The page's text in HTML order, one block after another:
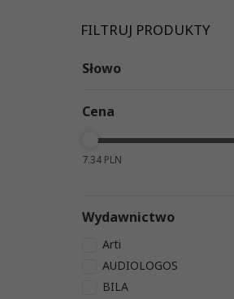
FILTRUJ PRODUKTY
Słowo
Cena
7.34 PLN
Wydawnictwo
Arti
AUDIOLOGOS
BILA